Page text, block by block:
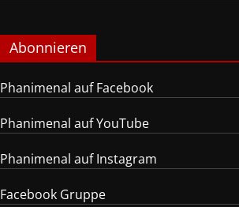
Abonnieren
Phanimenal auf Facebook
Phanimenal auf YouTube
Phanimenal auf Instagram
Facebook Gruppe